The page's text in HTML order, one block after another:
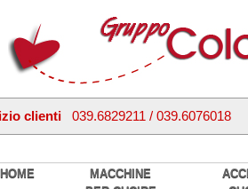
HOME
MACCHINE
clienti 039.6829211 / 039.6076018